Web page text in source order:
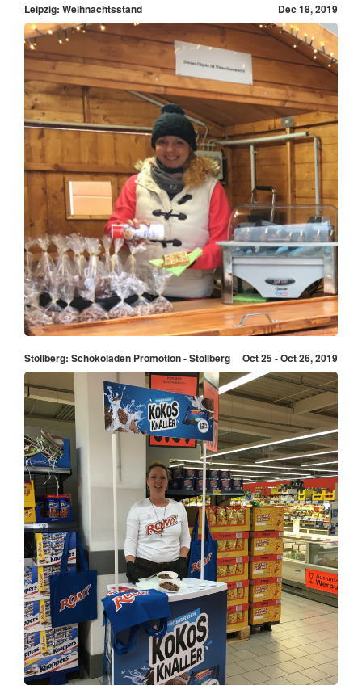
Leipzig: Weihnachtsstand Dec 18, 2019
Stollberg: Schokoladen Promotion - Stollberg Oct 25 - Oct 26, 2019